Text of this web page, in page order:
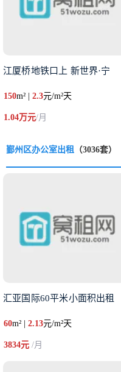
江厦桥地铁口上 新世界·宁
150m² | 2.3元/m²天
1.04万元/月
鄞州区办公室出租 （3036套）
汇亚国际60平米小面积出租
60m² | 2.13元/m²天
3834元 /月